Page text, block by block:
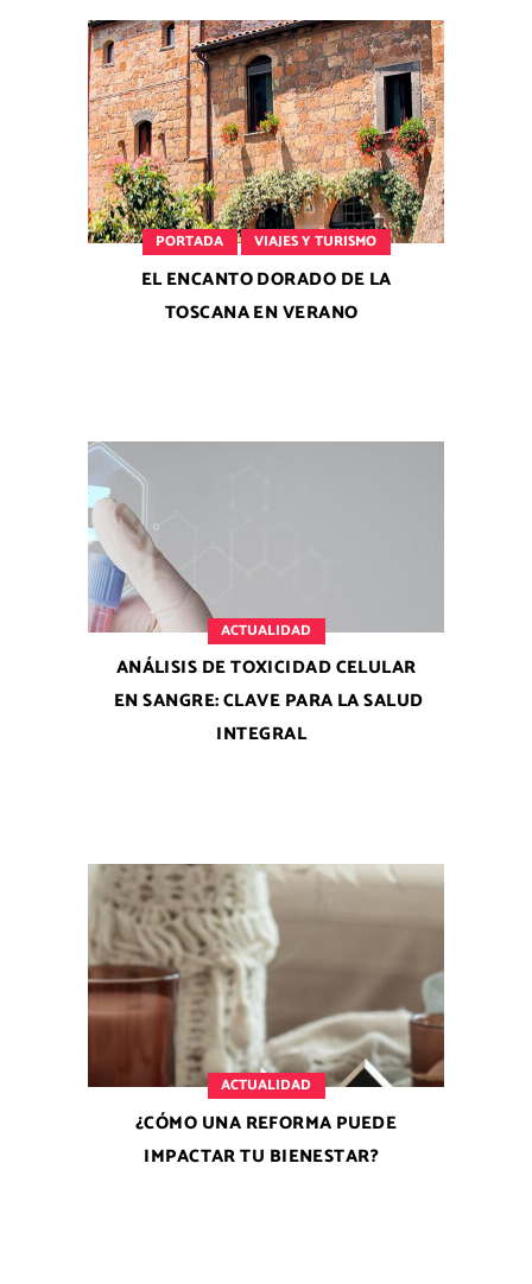
PORTADA VIAJES Y TURISMO
EL ENCANTO DORADO DE LA
TOSCANA EN VERANO
ACTUALIDAD
ANÁLISIS DE TOXICIDAD CELULAR
EN SANGRE: CLAVE PARA LA SALUD
INTEGRAL
ACTUALIDAD
¿CÓMO UNA REFORMA PUEDE
IMPACTAR TU BIENESTAR?